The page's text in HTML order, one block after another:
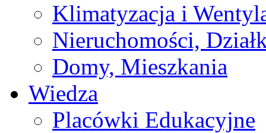
Klimatyzacja i
Nieruchomości,
Domy, Mieszkania
Wiedza
Placówki Edukacyjne